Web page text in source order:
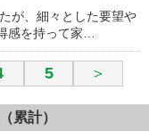
が、細々とした要望や
感を持って家…
5 ＞
累計）